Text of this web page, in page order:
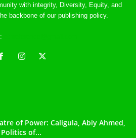
with integrity, Diversity, Equity, and
backbone of our publishing policy.
of Power: Caligula, Abiy Ahmed,
of...